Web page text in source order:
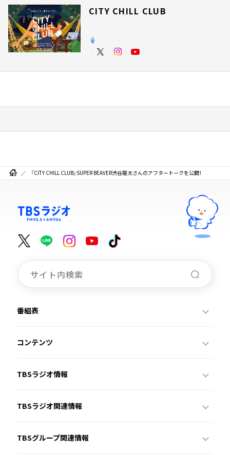
CITY CHILL CLUB
『CITY CHILL CLUB』SUPER BEAVER渋谷龍太さんのアフタートークを公開！
番組表
コンテンツ
TBSラジオ情報
TBSラジオ関連情報
TBSグループ関連情報